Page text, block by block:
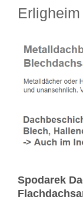
Erligheim
Spodarek